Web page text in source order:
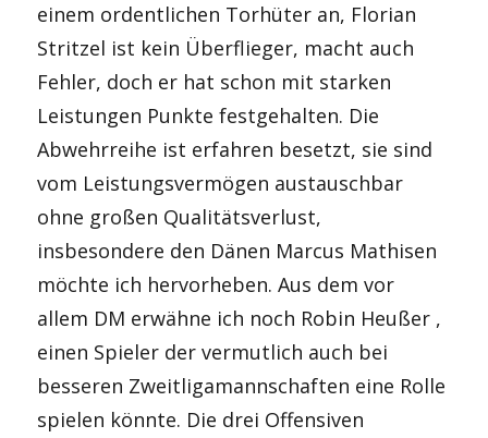
einem ordentlichen Torhüter an, Florian
Stritzel ist kein Überflieger, macht auch
Fehler, doch er hat schon mit starken
Leistungen Punkte festgehalten. Die
Abwehrreihe ist erfahren besetzt, sie sind
vom Leistungsvermögen austauschbar
ohne großen Qualitätsverlust,
insbesondere den Dänen Marcus Mathisen
möchte ich hervorheben. Aus dem vor
allem DM erwähne ich noch Robin Heußer ,
einen Spieler der vermutlich auch bei
besseren Zweitligamannschaften eine Rolle
spielen könnte. Die drei Offensiven